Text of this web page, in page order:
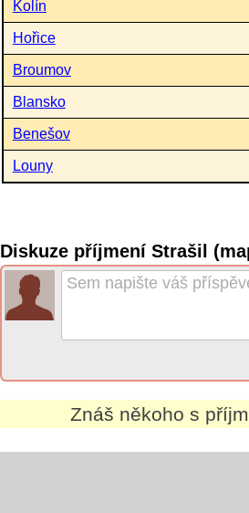
Kolín
Hořice
Broumov
Blansko
Benešov
Louny
Diskuze příjmení Strašil
Znáš někoho s